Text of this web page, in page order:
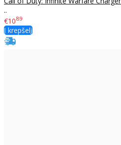
..
€1089
Į krepšelį